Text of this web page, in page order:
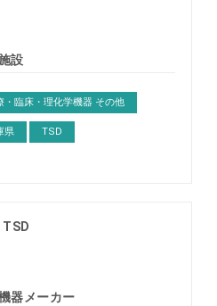
設
・臨床・理化学機器 その他
県 TSD
TSD
器メーカー